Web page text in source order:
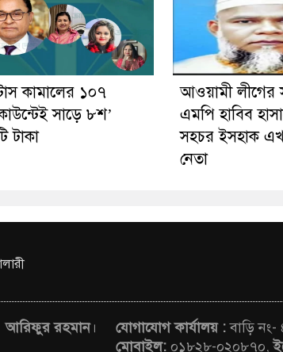
কামালের ১০৭
সাড়ে ৮শ’
টাকা
আওয়ামী লীগের
এমপি হাবিব
সহচর ইসহাক
নেতা
আরিফুর রহমান। যোগাযোগ কার্যালয় :বাড়ি
মোবাইল: ০১৮২৮-০২০৮৭০,